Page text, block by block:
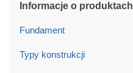
Informacje o produktach
Fundament
Typy konstrukcji